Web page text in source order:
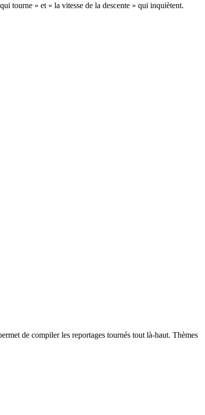
tourne » et « la vitesse de la descente » qui inquiètent.
de compiler les reportages tournés tout là-haut. Thèmes